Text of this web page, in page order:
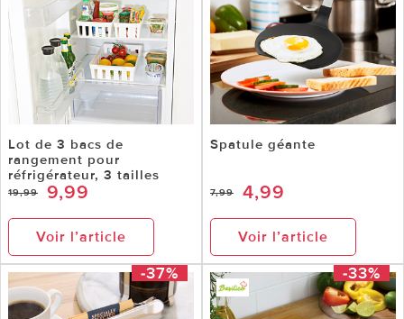
Lot de 3 bacs de
rangement pour
réfrigérateur, 3 tailles
19,99 9,99
Voir l’article
Spatule géante
7,99 4,99
Voir l’article
-37% -33%